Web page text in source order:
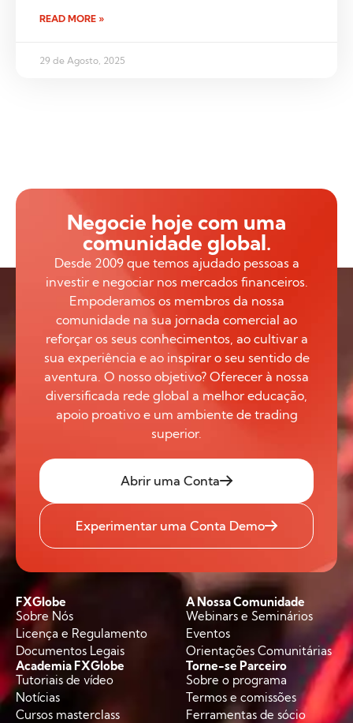
READ MORE »
29 de Agosto, 2025
Negocie hoje com uma
comunidade global.
Desde 2009 que temos ajudado pessoas a
investir e negociar nos mercados financeiros.
Empoderamos os membros da nossa
comunidade na sua jornada comercial ao
reforçar os seus conhecimentos, ao cultivar a
sua experiência e ao inspirar o seu sentido de
aventura. O nosso objetivo? Oferecer à nossa
diversificada rede global a melhor educação,
apoio proativo e um ambiente de trading
superior.
Abrir uma Conta
Experimentar uma Conta Demo
FXGlobe
Sobre Nós
Licença e Regulamento
Documentos Legais
A Nossa Comunidade
Webinars e Seminários
Eventos
Orientações Comunitárias
Academia FXGlobe
Tutoriais de vídeo
Notícias
Cursos masterclass
Torne-se Parceiro
Sobre o programa
Termos e comissões
Ferramentas de sócio